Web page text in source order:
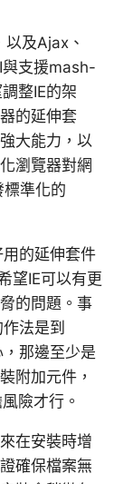
及Ajax、
與支援mash-
整IE的架
的延伸套
大能力，以
瀏覽器對網
準化的
的延伸套件
望IE可以有更
的問題。事
法是到
那邊至少是
附加元件，
險才行。
在安裝時增
確保檔案無